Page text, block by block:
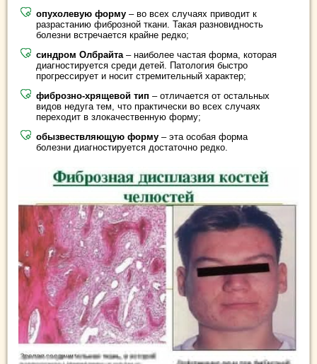
опухолевую форму – во всех случаях приводит к
разрастанию фиброзной ткани. Такая разновидность
болезни встречается крайне редко;
синдром Олбрайта– наиболее частая форма, которая
диагностируется среди детей. Патология быстро
прогрессирует и носит стремительный характер;
фиброзно-хрящевой тип – отличается от остальных
видов недуга тем, что практически во всех случаях
переходит в злокачественную форму;
обызвествляющую форму – эта особая форма
болезни диагностируется достаточно редко.